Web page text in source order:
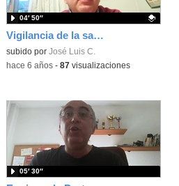
Vigilancia de la salud en Prevención de Riesgos Laborales
Contenido educativo.
subido por José Luis C.
04′ 50″
-hace 6 años- 87 visualizaciones
05′ 30″